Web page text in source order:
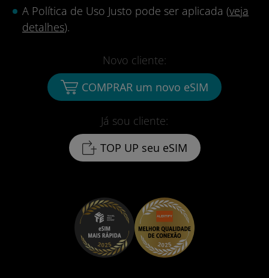
A Política de Uso Justo pode ser aplicada (veja
detalhes).
Já sou cliente:
TOP UP seu eSIM
Novo cliente:
COMPRAR um novo eSIM